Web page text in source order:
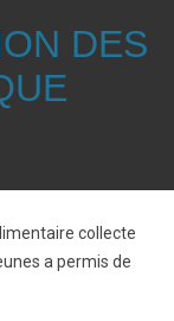
DES
collecte
a permis de